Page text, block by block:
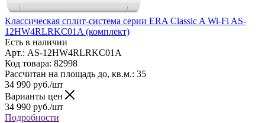
Классическая сплит-система серии ERA Classic A Wi-Fi AS-
12HW4RLRKC01A (комплект)
Есть в наличии
Арт.: AS-12HW4RLRKC01A
Код товара: 82998
Рассчитан на площадь до, кв.м.: 35
34 990 руб./шт
Варианты цен
34 990 руб./шт
Подробности